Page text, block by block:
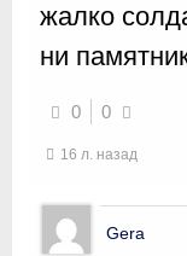
жалко
ни
0 0
16 л. назад
Gera